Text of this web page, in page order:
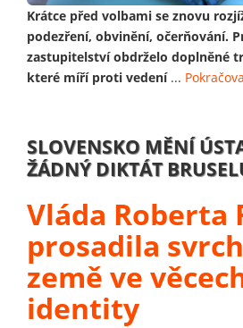
Krátce před volbami se znovu
podezření, obvinění, očerňování.
zastupitelství obdrželo doplněné
které míří proti vedení...
SLOVENSKO MĚNÍ
ŽÁDNÝ DIKTÁT
Vláda Roberta
prosadila
země ve
identity